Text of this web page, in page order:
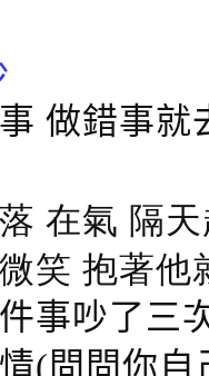
做錯事
在氣 隔
笑 抱著他
事吵了三
(問問你